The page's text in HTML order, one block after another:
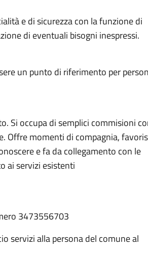
e di sicurezza con la funzione di
di eventuali bisogni inespressi.
un punto di riferimento per
Si occupa di semplici commisioni
Offre momenti di compagnia,
e fa da collegamento con le
ai servizi esistenti
3473556703
servizi alla persona del comune al